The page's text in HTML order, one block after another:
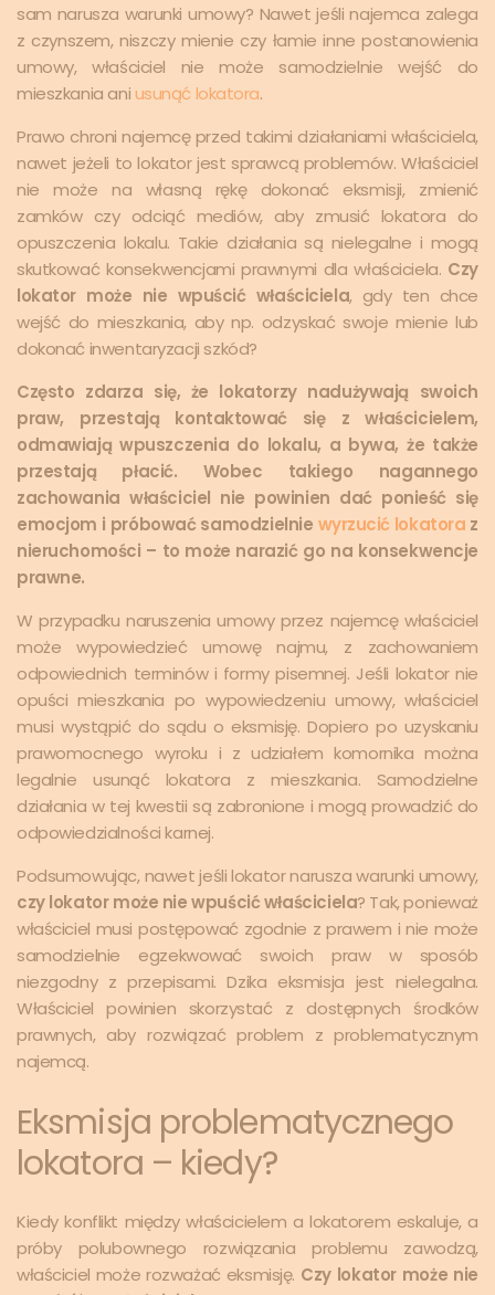
sam narusza warunki umowy? Nawet jeśli najemca zalega
z czynszem, niszczy mienie czy łamie inne postanowienia
umowy, właściciel nie może samodzielnie wejść do
mieszkania aniusunąć lokatora.
Prawo chroni najemcę przed takimi działaniami właściciela,
nawet jeżeli to lokator jest sprawcą problemów. Właściciel
nie może na własną rękę dokonać eksmisji, zmienić
zamków czy odciąć mediów, aby zmusić lokatora do
opuszczenia lokalu. Takie działania są nielegalne i mogą
skutkować konsekwencjami prawnymi dla właściciela. Czy
lokator może nie wpuścić właściciela, gdy ten chce
wejść do mieszkania, aby np. odzyskać swoje mienie lub
dokonać inwentaryzacji szkód?
Często zdarza się, że lokatorzy nadużywają swoich
praw, przestają kontaktować się z właścicielem,
odmawiają wpuszczenia do lokalu, a bywa, że także
przestają płacić. Wobec takiego nagannego
zachowania właściciel nie powinien dać ponieść się
emocjom i próbować samodzielnie wyrzucić lokatora z
nieruchomości – to może narazić go na konsekwencje
prawne.
W przypadku naruszenia umowy przez najemcę właściciel
może wypowiedzieć umowę najmu, z zachowaniem
odpowiednich terminów i formy pisemnej. Jeśli lokator nie
opuści mieszkania po wypowiedzeniu umowy, właściciel
musi wystąpić do sądu o eksmisję. Dopiero po uzyskaniu
prawomocnego wyroku i z udziałem komornika można
legalnie usunąć lokatora z mieszkania. Samodzielne
działania w tej kwestii są zabronione i mogą prowadzić do
odpowiedzialności karnej.
Podsumowując, nawet jeśli lokator narusza warunki umowy,
czy lokator może nie wpuścić właściciela? Tak, ponieważ
właściciel musi postępować zgodnie z prawem i nie może
samodzielnie egzekwować swoich praw w sposób
niezgodny z przepisami. Dzika eksmisja jest nielegalna.
Właściciel powinien skorzystać z dostępnych środków
prawnych, aby rozwiązać problem z problematycznym
najemcą.
Eksmisja problematycznego
lokatora – kiedy?
Kiedy konflikt między właścicielem a lokatorem eskaluje, a
próby polubownego rozwiązania problemu zawodzą,
właściciel może rozważać eksmisję. Czy lokator może nie